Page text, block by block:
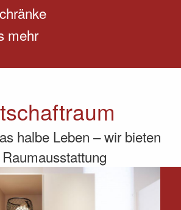
mehr
halbe Leben – wir bieten